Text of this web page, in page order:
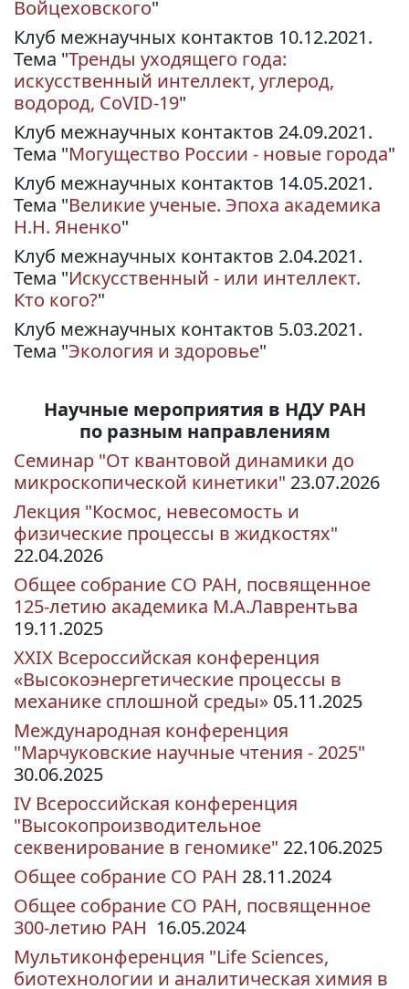
Войцеховского"
Клуб межнаучных контактов 10.12.2021.
Тема "Тренды уходящего года:
искусственный интеллект, углерод,
водород, CoVID-19"
Клуб межнаучных контактов 24.09.2021.
Тема "Могущество России - новые города"
Клуб межнаучных контактов 14.05.2021.
Тема "Великие ученые. Эпоха академика
Н.Н. Яненко"
Клуб межнаучных контактов 2.04.2021.
Тема "Искусственный - или интеллект.
Кто кого?"
Клуб межнаучных контактов 5.03.2021.
Тема "Экология и здоровье"
Научные мероприятия в НДУ РАН
по разным направлениям
Семинар "От квантовой динамики до
микроскопической кинетики" 23.07.2026
Лекция "Космос, невесомость и
физические процессы в жидкостях"
22.04.2026
Общее собрание СО РАН, посвященное
125-летию академика М.А.Лаврентьва
19.11.2025
XXIX Всероссийская конференция
«Высокоэнергетические процессы в
механике сплошной среды» 05.11.2025
Международная конференция
"Марчуковские научные чтения - 2025"
30.06.2025
IV Всероссийская конференция
"Высокопроизводительное
секвенирование в геномике" 22.106.2025
Общее собрание СО РАН 28.11.2024
Общее собрание СО РАН, посвященное
300-летию РАН 16.05.2024
Мультиконференция "Life Sciences,
биотехнологии и аналитическая химия в